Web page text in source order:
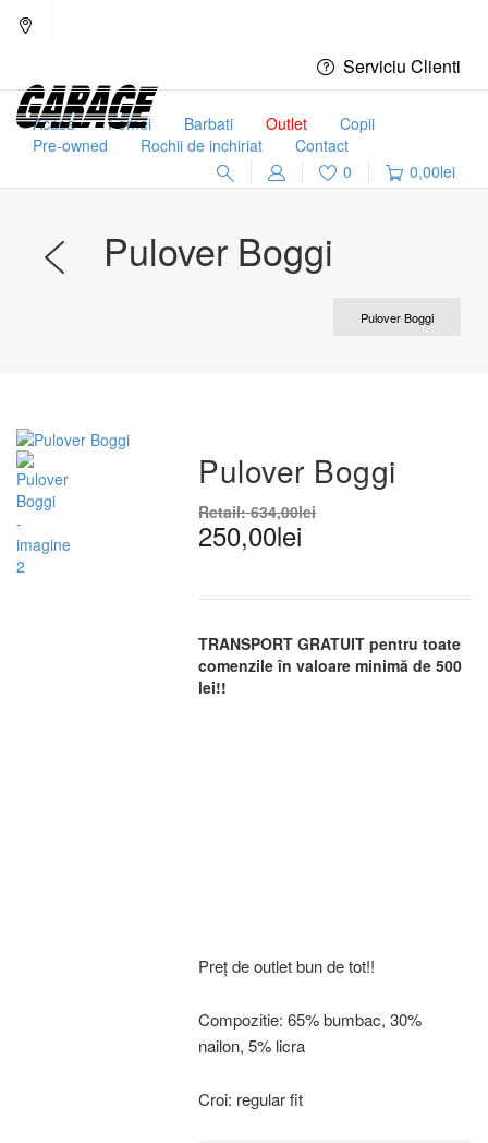
Serviciu Clienti
Acasa Femei Barbati Outlet
Copii
Pre-owned
Rochii de inchiriat
Contact
0
0,00lei
Pulover Boggi
Pulover Boggi
Pulover Boggi
Retail:634,00lei
250,00lei
TRANSPORT GRATUIT pentru toate
comenzile în valoare minimă de 500
lei!!
Preț de outlet bun de tot!!
Compozitie: 65% bumbac, 30%
nailon, 5% licra
Croi: regular fit